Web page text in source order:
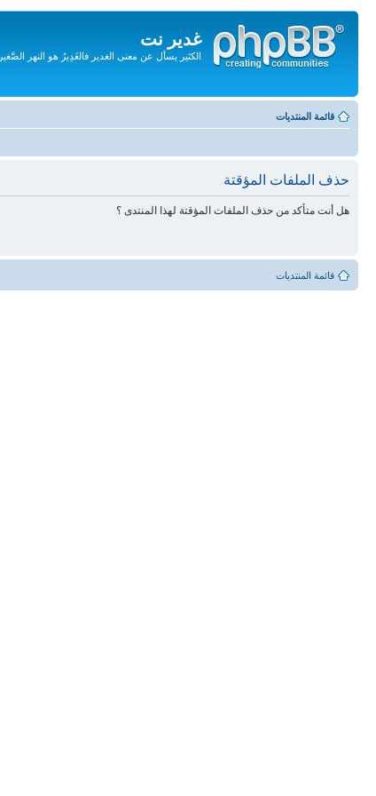
غدير نت
الكثير يسأل عن معنى الغدير فالغَدِيرُ هو النهر الصَّغير.
المحتويات
قائمة المنتديات
حذف الملفات المؤقتة
هل أنت متأكد من حذف الملفات المؤقتة لهذا المنتدى ؟
قائمة المنتديات